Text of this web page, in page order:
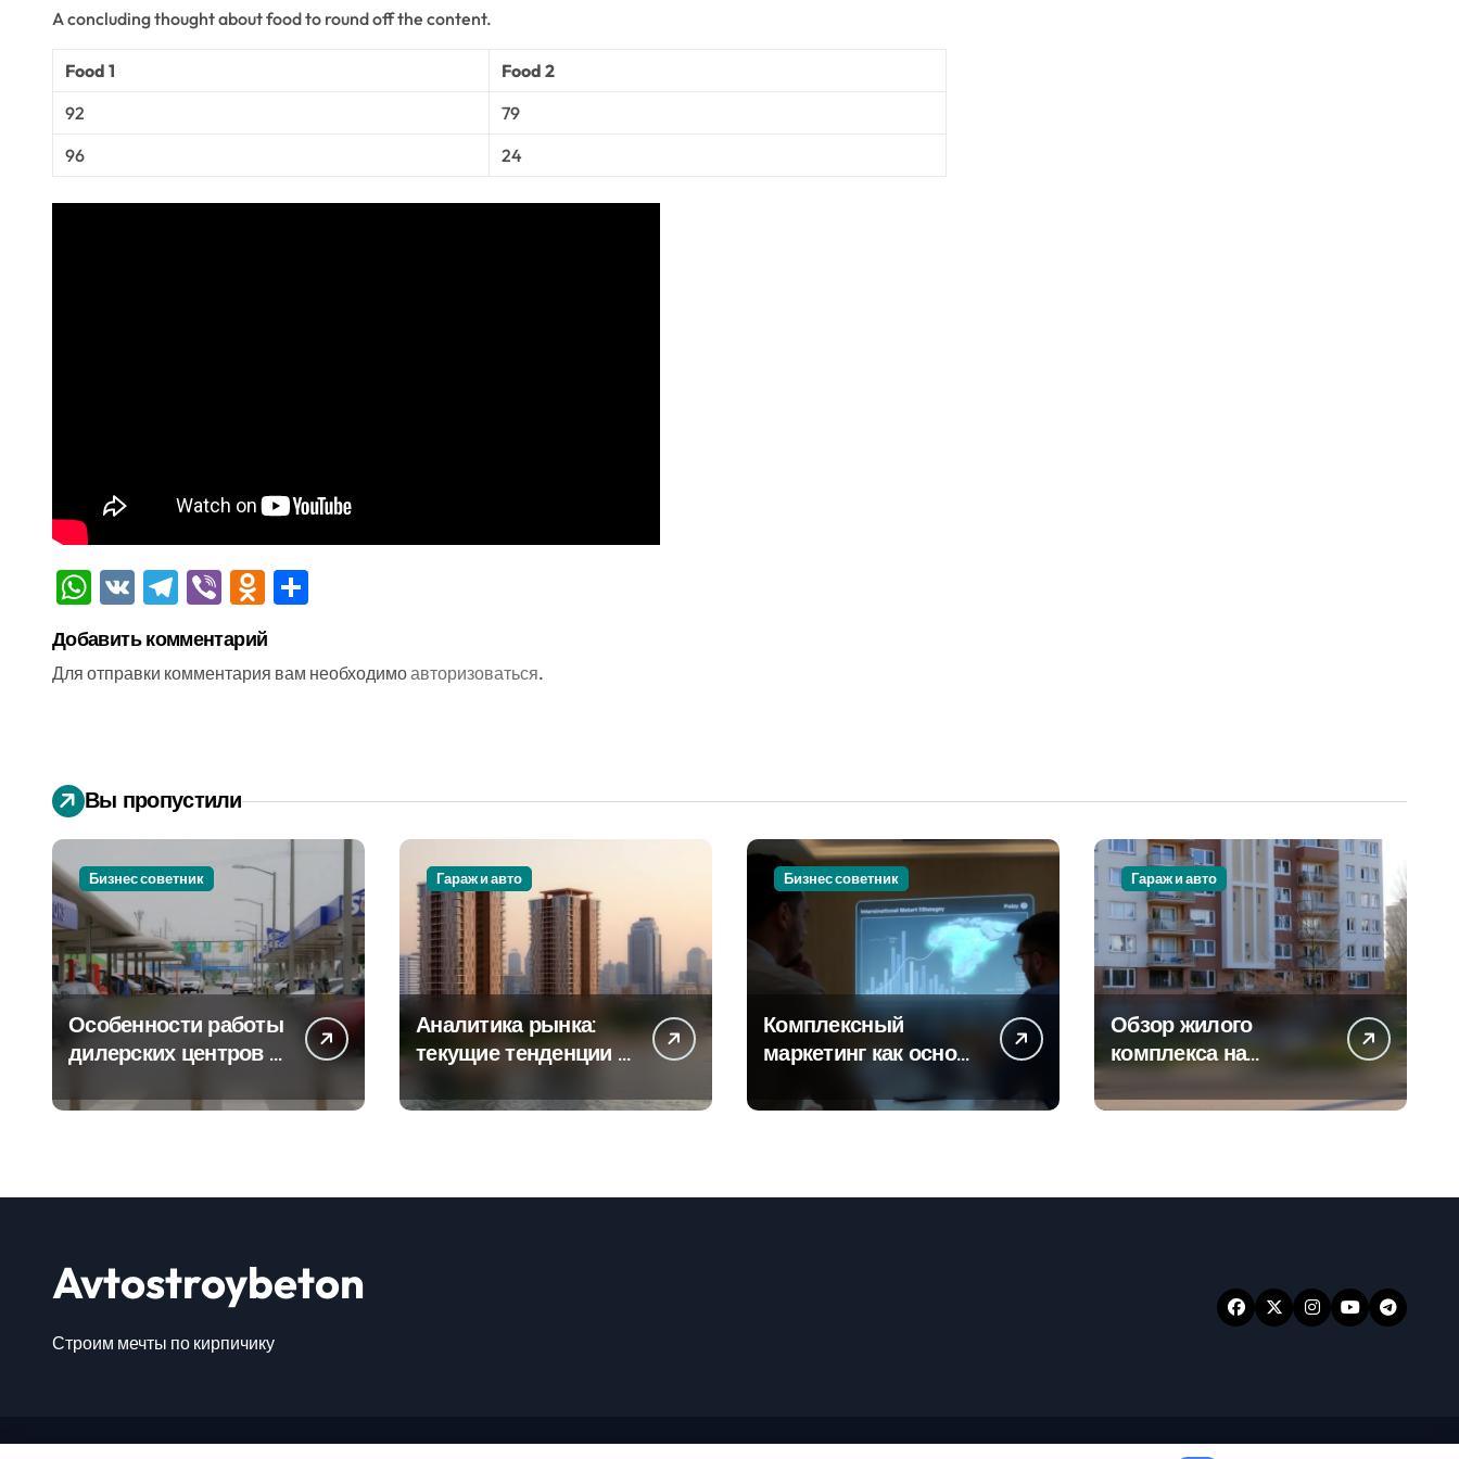
A concluding thought about food to round off the content.
Food 1
Food 2
92
79
96
24
WhatsApp
VK Telegram
ViberOdnoklassniki
Добавить комментарий
Для отправки комментария вам необходимоавторизоваться.
Вы пропустили
Бизнес советник
Особенности работы
дилерских центров и
на крупных
Гараж и авто
Аналитика рынка:
текущие тенденции в
новостроек и
Бизнес советник
Комплексный
маркетинг как основа
стратегии
Гараж и авто
Обзор жилого
комплекса на
24
Avtostroybeton
Строим мечты по кирпичику